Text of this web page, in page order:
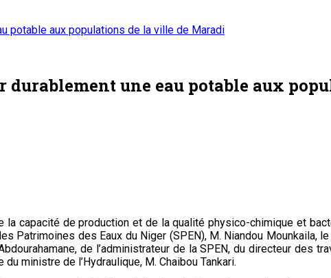
potable aux populations de la ville de Maradi
durablement une eau potable aux
capacité de production et de la qualité physico-chimique et
Patrimoines des Eaux du Niger (SPEN), M. Niandou Mounkaila,
de l’administrateur de la SPEN, du directeur des
ministre de l’Hydraulique, M. Chaibou Tankari.